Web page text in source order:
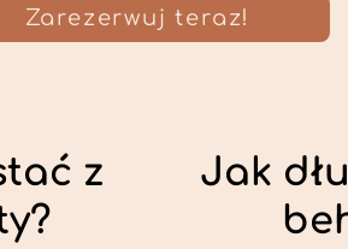
Zarezerwuj teraz!
z
Jak